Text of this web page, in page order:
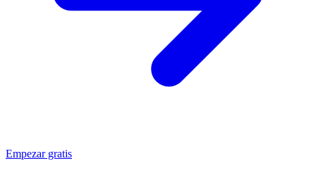
Empezar gratis